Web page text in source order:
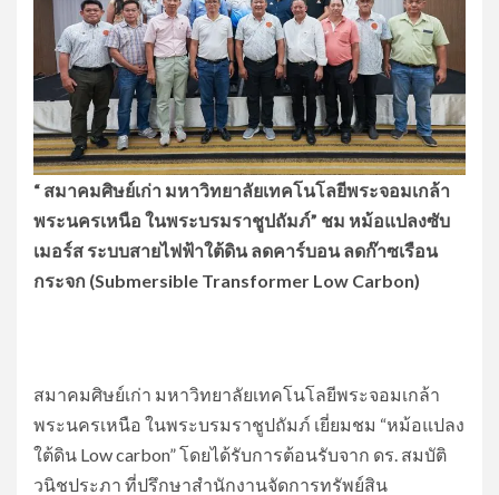
“ สมาคมศิษย์เก่า มหาวิทยาลัยเทคโนโลยีพระจอมเกล้า
พระนครเหนือ ในพระบรมราชูปถัมภ์” ชม หม้อแปลงซับ
เมอร์ส ระบบสายไฟฟ้าใต้ดิน ลดคาร์บอน ลดก๊าซเรือน
กระจก (Submersible Transformer Low Carbon)
สมาคมศิษย์เก่า มหาวิทยาลัยเทคโนโลยีพระจอมเกล้า
พระนครเหนือ ในพระบรมราชูปถัมภ์ เยี่ยมชม “หม้อแปลง
ใต้ดิน Low carbon” โดยได้รับการต้อนรับจาก ดร. สมบัติ
วนิชประภา ที่ปรึกษาสำนักงานจัดการทรัพย์สิน